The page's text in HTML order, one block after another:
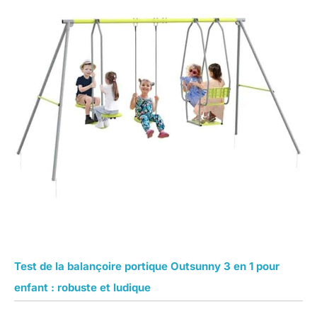
Test de la balançoire portique Outsunny 3 en 1 pour
enfant : robuste et ludique